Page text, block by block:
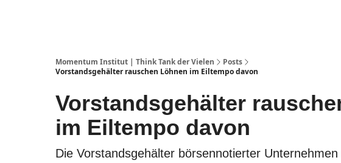
Momentum Institut | Think Tank der Vielen
Posts
Vorstandsgehälter rauschen Löhnen im Eiltempo davon
Vorstandsgehälter
im Eiltempo davon
Die Vorstandsgehälter börsennotierter